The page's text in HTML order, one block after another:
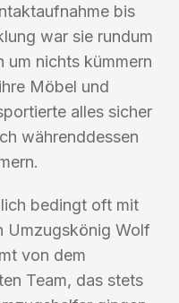
bis
war sie rundum
um nichts kümmern
Möbel und
alles sicher
währenddessen
bedingt oft mit
Umzugskönig Wolf
von dem
Team, das stets